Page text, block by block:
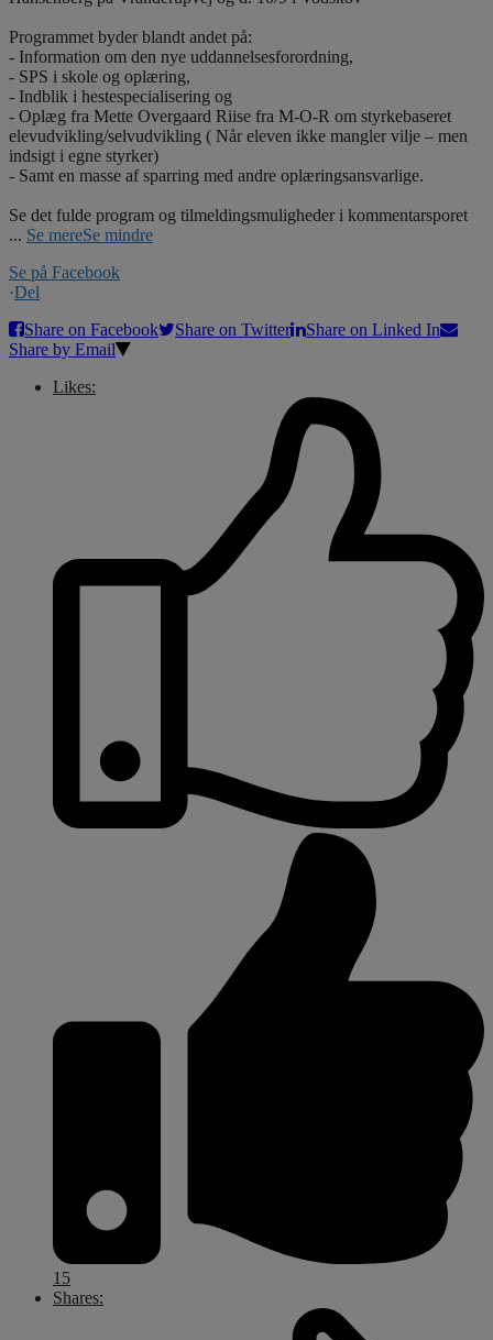
Programmet byder blandt andet på:
- Information om den nye uddannelsesforordning,
- SPS i skole og oplæring,
- Indblik i hestespecialisering og
- Oplæg fra Mette Overgaard Riise fra M-O-R om styrkebaseret
elevudvikling/selvudvikling ( Når eleven ikke mangler vilje – men
indsigt i egne styrker)
- Samt en masse af sparring med andre oplæringsansvarlige.
Se det fulde program og tilmeldingsmuligheder i kommentarsporet
... Se mereSe mindre
Se på Facebook
·Del
Share on Facebook
Share on Twitter
Share on Linked In
Share by Email
Likes:
15
Shares: